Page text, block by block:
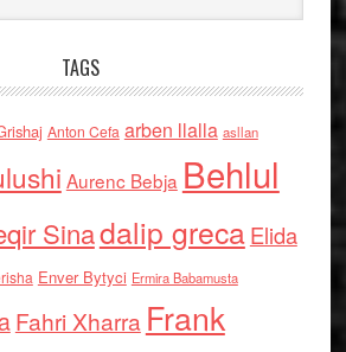
TAGS
Anton Cefa arben llalla asllan
Aurenc Bebja Behlul
Sinadalip grecaElida
Enver Bytyci Ermira Babamusta
Fahri Xharra Frank